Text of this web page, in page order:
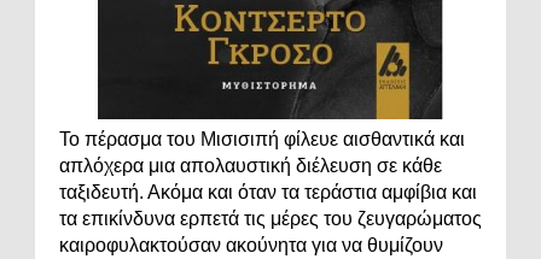
Το πέρασμα του Μισισιπή φίλευε αισθαντικά και
απλόχερα μια απολαυστική διέλευση σε κάθε
ταξιδευτή. Ακόμα και όταν τα τεράστια αμφίβια και
τα επικίνδυνα ερπετά τις μέρες του ζευγαρώματος
καιροφυλακτούσαν ακούνητα για να θυμίζουν